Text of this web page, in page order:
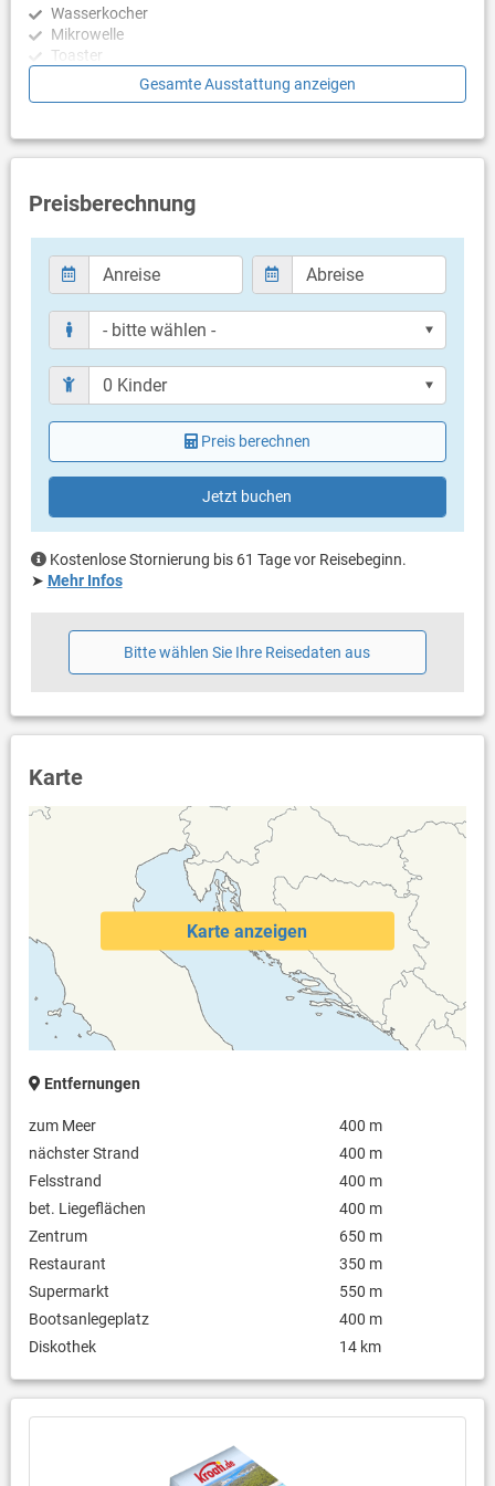
modernen Küche verbunden – ideal für kulinarische Highlights.
Im Erdgeschoss befindet sich zudem eines der vier luxuriösen
Schlafzimmer, ausgestattet mit einem Doppelbett, eigenem Bad,
Klimaanlage und TV. Ein separates Gäste-WC mit
haben direkten Zugang zu einer privaten Terrasse mit
Stadt Vrbnik – der perfekte Ort für den Morgenkaffee oder
romantische Abende mit einem Glas lokalen Weins. Alle Zimmer
sind mit Doppelbetten, TV, Klimaanlage und WLAN ausgestattet.
In einem der Schlafzimmer kann das Doppelbett in zwei
Einzelbetten getrennt werden, was zusätzliche Flexibilität für die
Handtüchern für alle Gäste ausgestattet.
Die Villa Maja liegt nur wenige Minuten von Vrbnik entfernt –
dem historischen Juwel der Insel Krk, berühmt für seine
charmanten engen Gassen, malerischen Aussichten und die
reiche Wein- und Gastronomietradition. Verpassen Sie nicht
einen Spaziergang durch Klančić, eine der schmalsten Gassen
Die Villa Maja ist auch der perfekte Ausgangspunkt, um die Insel
Stränden bis hin zu charmanten Dörfern und historischen
Städten, die nur darauf warten, entdeckt zu werden.
atemberaubende Ausblicke und den Komfort einer modernen
Villa mit mediterranem Flair schätzen. Hier schaffen Sie
Wasserkocher
Mikrowelle
Toaster
Geschirrspülmaschine
Schlafzimmer mit Doppelbett, Fliesen
Meerblick, Fliesen
Schlafzimmer mit Doppelbett, Zugang zu Balkon/Terrasse,
Schlafzimmer mit Doppelbett, Zugang zu Balkon/Terrasse,
Meerblick, Fliesen
Badezimmer
Bad mit WC, Dusche (en suite)
Bad mit WC, Dusche (en suite)
Bad mit WC, Dusche (en suite)
Nur separate Toilette (Gäste WC)
Balkon & Terrasse
eigene Terrasse
Meerblick
Liegen
Sonnenschirm
Garten zur Benutzung
Grill vorhanden
Privater Parkplatz auf dem Grundstück
Swimmingpool (32 m²)
Dusche im Außenbereich
Haustier erlaubt (gegen Gebühr: 10.00 € pro Tag / pro
Klimaanlage im Preis inklusive
Bettwäsche vorhanden
Handtücher vorhanden
Fön
Waschmaschine in der Unterkunft
Internet per WLAN
Es sind bis zu vier Hunde erlaubt.
Gesamte Ausstattung anzeigen
Preisberechnung
Preis berechnen
Jetzt buchen
Kostenlose Stornierung bis 61 Tage vor Reisebeginn.
➤ Mehr Infos
Bitte wählen Sie Ihre Reisedaten aus
Karte
Karte anzeigen
Entfernungen
zum Meer
400 m
nächster Strand
400 m
Felsstrand
400 m
bet. Liegeflächen
400 m
Zentrum
650 m
Restaurant
350 m
Supermarkt
550 m
Bootsanlegeplatz
400 m
Diskothek
14 km